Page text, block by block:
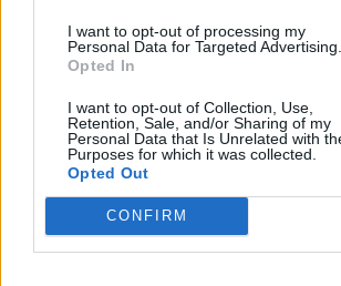
I want to opt-out of processing my
Personal Data for Targeted Advertising.
Opted In
I want to opt-out of Collection, Use,
Retention, Sale, and/or Sharing of my
Personal Data that Is Unrelated with
Purposes for which it was collected.
Opted Out
CONFIRM
Négy éven belül valósággá
elektromos repülőjáratok